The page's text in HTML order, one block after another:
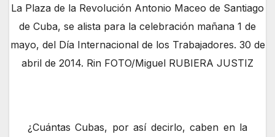
La Plaza de la Revolución Antonio Maceo de Santiago
de Cuba, se alista para la celebración mañana 1 de
mayo, del Día Internacional de los Trabajadores. 30 de
abril de 2014. Rin FOTO/Miguel RUBIERA JUSTIZ
¿Cuántas Cubas, por así decirlo, caben en la